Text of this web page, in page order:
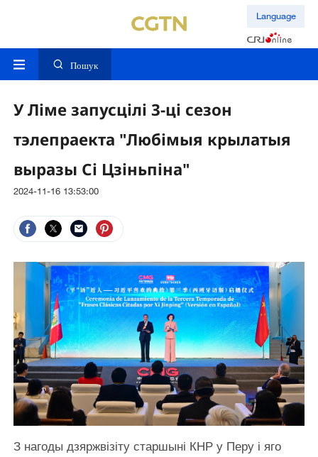
Language
Пошук
​У Ліме запусцілі 3-ці сезон
тэлепраекта "Любімыя крылатыя
выразы Сі Цзіньпіна"
2024-11-16 13:53:00
З нагоды дзяржвізіту старшыні КНР у Перу і яго